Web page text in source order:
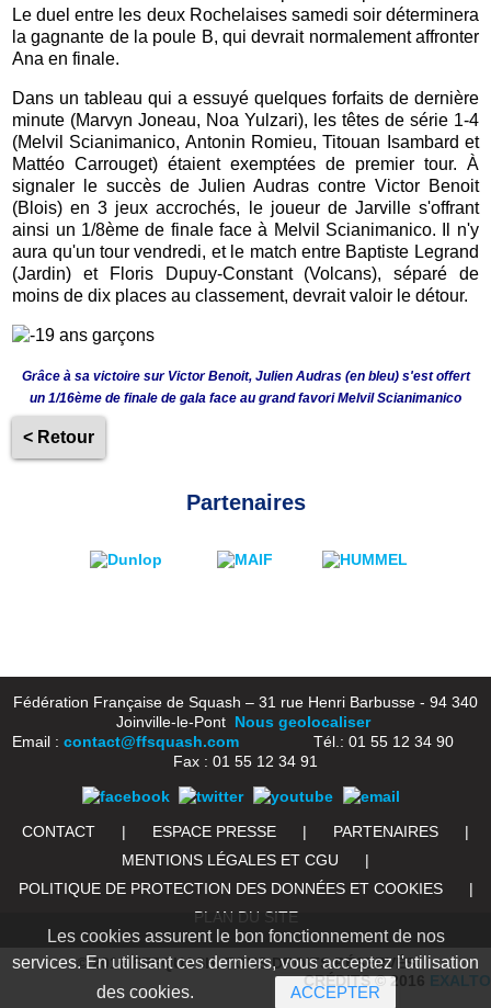
Le duel entre les deux Rochelaises samedi soir déterminera
la gagnante de la poule B, qui devrait normalement affronter
Ana en finale.
Dans un tableau qui a essuyé quelques forfaits de dernière
minute (Marvyn Joneau, Noa Yulzari), les têtes de série 1-4
(Melvil Scianimanico, Antonin Romieu, Titouan Isambard et
Mattéo Carrouget) étaient exemptées de premier tour. À
signaler le succès de Julien Audras contre Victor Benoit
(Blois) en 3 jeux accrochés, le joueur de Jarville s'offrant
ainsi un 1/8ème de finale face à Melvil Scianimanico. Il n'y
aura qu'un tour vendredi, et le match entre Baptiste Legrand
(Jardin) et Floris Dupuy-Constant (Volcans), séparé de
moins de dix places au classement, devrait valoir le détour.
Grâce à sa victoire sur Victor Benoit, Julien Audras (en bleu) s'est offert
un 1/16ème de finale de gala face au grand favori Melvil Scianimanico
< Retour
Partenaires
Fédération Française de Squash – 31 rue Henri Barbusse - 94 340
Joinville-le-Pont Nous geolocaliser
Email : contact@ffsquash.comTél.: 01 55 12 34 90
Fax : 01 55 12 34 91
CONTACT | ESPACE PRESSE | PARTENAIRES
|
MENTIONS LÉGALES ET CGU
|
POLITIQUE DE PROTECTION DES DONNÉES ET COOKIES
|
PLAN DU SITE
© 2016 FFSQUASH. TOUS DROITS RÉSERVÉS
CRÉDITS © 2016 EXALTO
Les cookies assurent le bon fonctionnement de nos
services. En utilisant ces derniers, vous acceptez l'utilisation
des cookies.
ACCEPTER